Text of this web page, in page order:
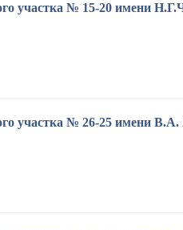
участка № 15-20 имени
участка № 26-25 имени